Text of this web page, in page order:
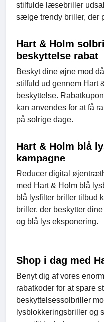
stilfulde læsebriller
sælge trendy briller, der
Hart & Holm
beskyttelse rabat
Beskyt dine øjne mod
stilfuld ud gennem Hart
beskyttelse.
kan anvendes for at få
på solrige dage.
Hart & Holm blå
kampagne
Reducer digital
med Hart & Holm blå
blå lysfilter briller tilbud
briller, der beskytter
og blå lys eksponering.
Shop i dag med
Benyt dig af vores
rabatkoder for at spare
beskyttelsessolbriller
lysblokkeringsbriller og